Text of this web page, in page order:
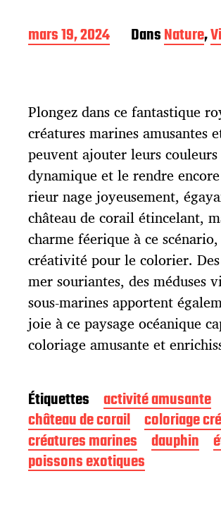
D
a
e
p
u
b
l
i
c
a
t
i
o
n
mars 19, 2024 DansNature,
Plongez dans ce fantastique
créatures marines amusantes
peuvent ajouter leurs
dynamique et le rendre
rieur nage joyeusement,
château de corail étincelant,
charme féerique à ce
créativité pour le colorier.
mer souriantes, des méduses
sous-marines apportent
joie à ce paysage océanique
coloriage amusante et
Étiquettes activité amusante
château de corail coloriage
créatures marines
dauphin
poissons exotiques